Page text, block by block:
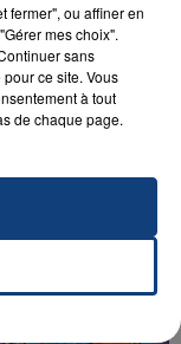
FAIRE
DE LA...
qui a
ses
fermer", ou affiner en
mes choix".
sans
ce site. Vous
à tout
de chaque page.